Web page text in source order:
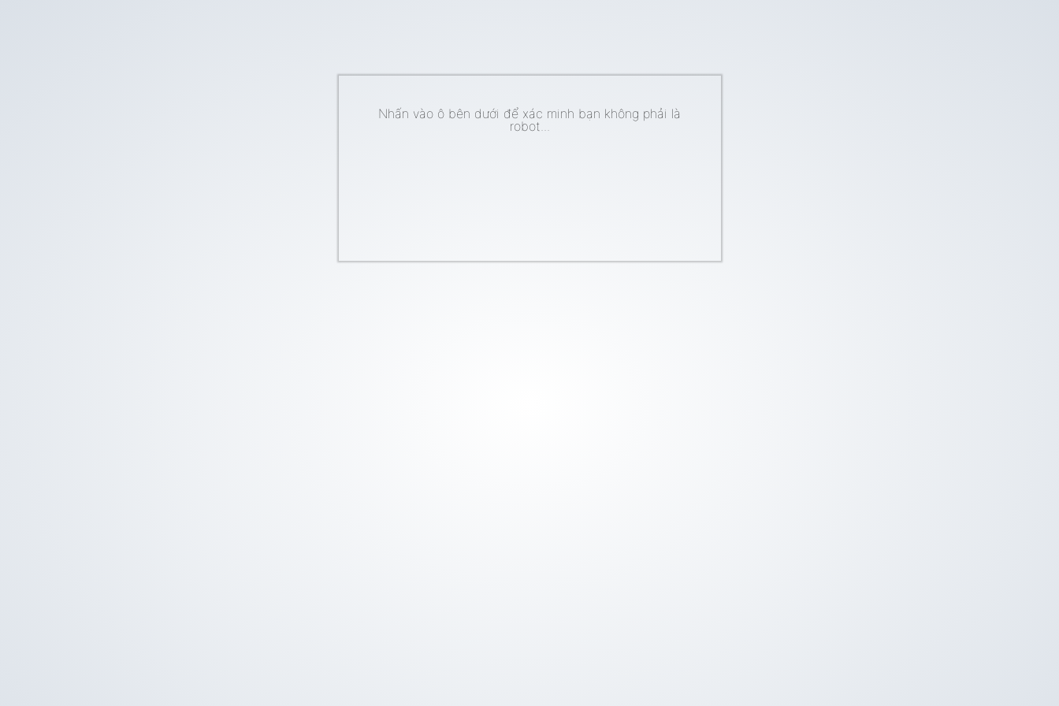
Nhấn vào ô bên dưới để xác minh bạn không phải là
robot...